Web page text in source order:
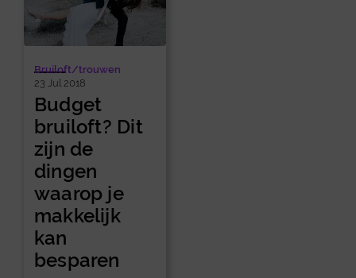
Bruiloft/trouwen
23 Jul 2018
Budget
bruiloft? Dit
zijn de
dingen
waarop je
makkelijk
kan
besparen